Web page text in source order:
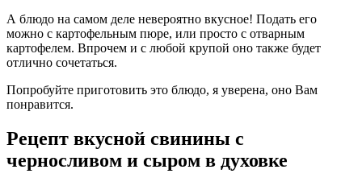
А блюдо на самом деле невероятно вкусное! Подать его
можно с картофельным пюре, или просто с отварным
картофелем. Впрочем и с любой крупой оно также будет
отлично сочетаться.
Попробуйте приготовить это блюдо, я уверена, оно Вам
понравится.
Рецепт вкусной свинины с
черносливом и сыром в духовке